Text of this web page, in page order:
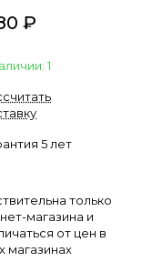
₽
1
5 лет
только
магазина и
от цен в
магазинах